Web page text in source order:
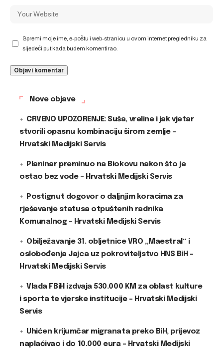
Spremi moje ime, e-poštu i web-stranicu u ovom internet pregledniku za
sljedeći put kada budem komentirao.
Nove objave
CRVENO UPOZORENJE: Suša, vreline i jak vjetar
stvorili opasnu kombinaciju širom zemlje –
Hrvatski Medijski Servis
Planinar preminuo na Biokovu nakon što je
ostao bez vode – Hrvatski Medijski Servis
Postignut dogovor o daljnjim koracima za
rješavanje statusa otpuštenih radnika
Komunalnog – Hrvatski Medijski Servis
Obilježavanje 31. obljetnice VRO „Maestral“ i
oslobođenja Jajca uz pokroviteljstvo HNS BiH –
Hrvatski Medijski Servis
Vlada FBiH izdvaja 530.000 KM za oblast kulture
i sporta te vjerske institucije – Hrvatski Medijski
Servis
Uhićen krijumčar migranata preko BiH, prijevoz
naplaćivao i do 10.000 eura – Hrvatski Medijski